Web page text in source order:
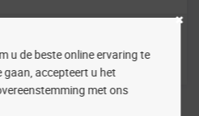
u de beste online ervaring te
gaan, accepteert u het
met ons